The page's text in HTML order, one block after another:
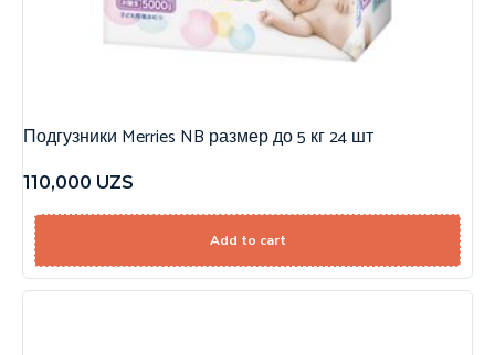
Подгузники Merries NB размер до 5 кг 24 шт
110,000 UZS
Add to cart